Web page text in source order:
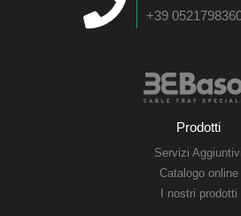
+39
Prodotti
Servizi Aggiuntivi
Catalogo online
I nostri prodotti